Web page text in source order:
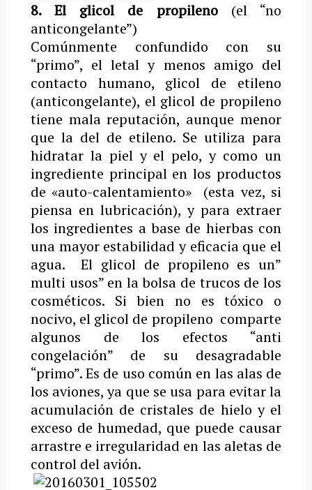
8. El glicol de propileno(el “no
anticongelante”)
Comúnmente confundido con su
“primo”, el letal y menos amigo del
contacto humano, glicol de etileno
(anticongelante), el glicol de propileno
tiene mala reputación, aunque menor
que la del de etileno. Se utiliza para
hidratar la piel y el pelo, y como un
ingrediente principal en los productos
de «auto-calentamiento» (esta vez, si
piensa en lubricación), y para extraer
los ingredientes a base de hierbas con
una mayor estabilidad y eficacia que el
agua. El glicol de propileno es un”
multi usos” en la bolsa de trucos de los
cosméticos. Si bien no es tóxico o
nocivo, el glicol de propileno comparte
algunos de los efectos “anti
congelación” de su desagradable
“primo”. Es de uso común en las alas de
los aviones, ya que se usa para evitar la
acumulación de cristales de hielo y el
exceso de humedad, que puede causar
arrastre e irregularidad en las aletas de
control del avión.